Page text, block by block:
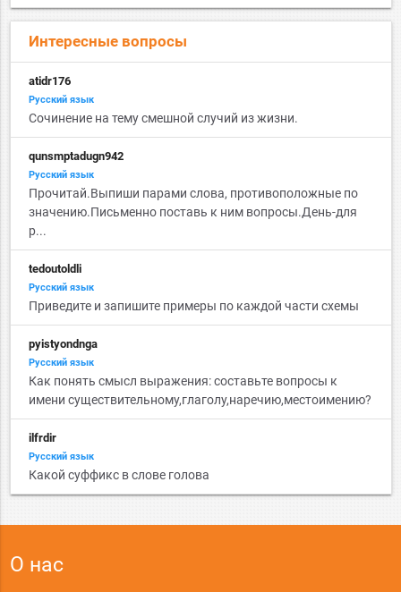
Интересные вопросы
atidr176
Русский язык
Сочинение на тему смешной случий из жизни.
qunsmptadugn942
Русский язык
Прочитай.Выпиши парами слова, противоположные по
значению.Письменно поставь к ним вопросы.День-для
р...
tedoutoldli
Русский язык
Приведите и запишите примеры по каждой части схемы
pyistyondnga
Русский язык
Как понять смысл выражения: составьте вопросы к
имени существительному,глаголу,наречию,местоимению?
ilfrdir
Русский язык
Какой суффикс в слове голова
О нас